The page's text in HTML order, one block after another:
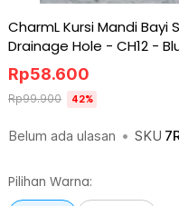
CharmL Kursi Mandi Bayi
Drainage Hole - CH12 -
Belum ada ulasan • SKU
Rp58.600
Rp99.900 42%
Pilihan Warna: